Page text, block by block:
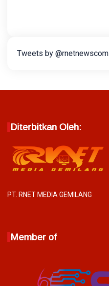
Tweets by @rnetnewscom
Diterbitkan Oleh:
PT. RNET MEDIA GEMILANG
Member of